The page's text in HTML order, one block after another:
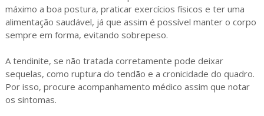
máximo a boa postura, praticar exercícios físicos e ter uma
alimentação saudável, já que assim é possível manter o corpo
sempre em forma, evitando sobrepeso.
A tendinite, se não tratada corretamente pode deixar
sequelas, como ruptura do tendão e a cronicidade do quadro.
Por isso, procure acompanhamento médico assim que notar
os sintomas.